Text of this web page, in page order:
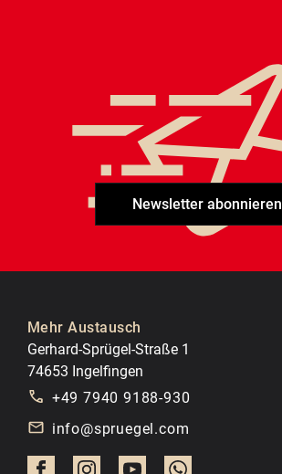
Newsletter abonnieren
Mehr Austausch
Gerhard-Sprügel-Straße 1
74653 Ingelfingen
+49 7940 9188-930
info@spruegel.com